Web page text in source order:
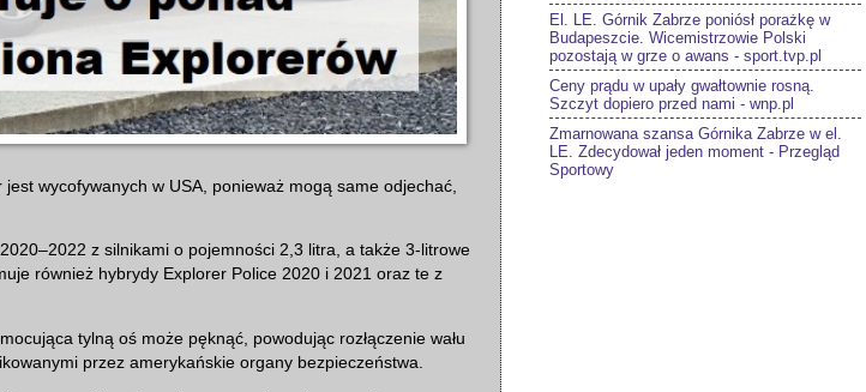
wycofywanych w USA, ponieważ mogą same odjechać,
z silnikami o pojemności 2,3 litra, a także 3-litrowe
również hybrydy Explorer Police 2020 i 2021 oraz te z
tylną oś może pęknąć, powodując rozłączenie wału
przez amerykańskie organy bezpieczeństwa.
El. LE. Górnik Zabrze poniósł porażkę w
Budapeszcie. Wicemistrzowie Polski
pozostają w grze o awans - sport.tvp.pl
Ceny prądu w upały gwałtownie rosną.
Szczyt dopiero przed nami - wnp.pl
Zmarnowana szansa Górnika Zabrze w el.
LE. Zdecydował jeden moment - Przegląd
Sportowy